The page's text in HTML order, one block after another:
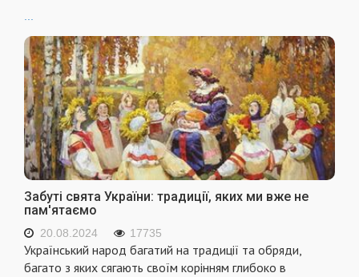
Забуті свята України: традиції, яких ми вже не
пам'ятаємо
20.08.2024 17735
Український народ багатий на традиції та обряди,
багато з яких сягають своїм корінням глибоко в